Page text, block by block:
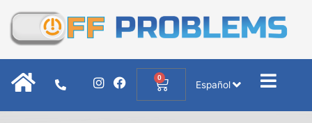
contenido
I
F
0
Cart Español